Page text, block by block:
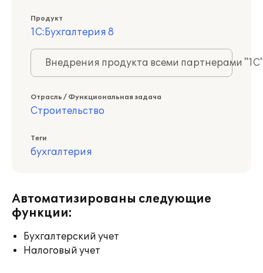
Продукт
1С:Бухгалтерия 8
Внедрения продукта всеми партнерами
Отрасль / Функциональная задача
Строительство
Теги
бухгалтерия
Автоматизированы следующие
функции:
Бухгалтерский учет
Налоговый учет